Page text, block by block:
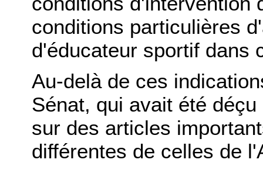
conditions particulières
d'éducateur sportif dans
Au-delà de ces
Sénat, qui avait été
sur des articles
différentes de celles de